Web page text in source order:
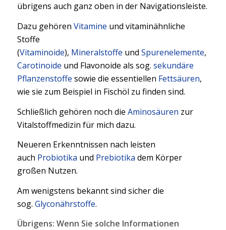
übrigens auch ganz oben in der Navigationsleiste.
Dazu gehören Vitamine und vitaminähnliche
Stoffe
(Vitaminoide), Mineralstoffe und Spurenelemente,
Carotinoide und Flavonoide als sog. sekundäre
Pflanzenstoffe sowie die essentiellen Fettsäuren,
wie sie zum Beispiel in Fischöl zu finden sind.
Schließlich gehören noch die Aminosäuren zur
Vitalstoffmedizin für mich dazu.
Neueren Erkenntnissen nach leisten
auch Probiotika und Prebiotika dem Körper
großen Nutzen.
Am wenigstens bekannt sind sicher die
sog. Glyconährstoffe.
Übrigens: Wenn Sie solche Informationen